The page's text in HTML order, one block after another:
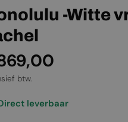
-Witte
btw.
leverbaar